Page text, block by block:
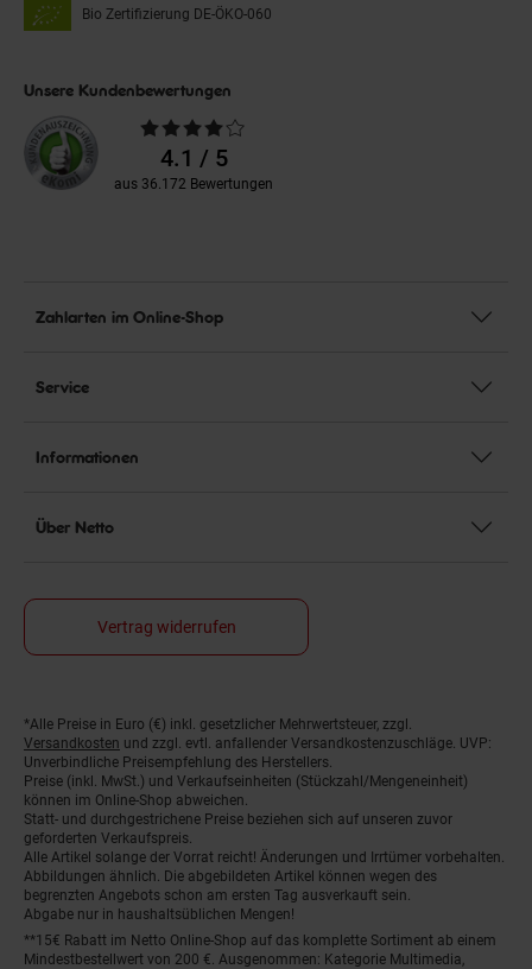
Bio Zertifizierung DE-ÖKO-060
Unsere Kundenbewertungen
Durchschnittliche
Bewertungen4.1 / 5
aus 36.172 Bewertungen
Zahlarten im Online-Shop
Service
Informationen
Über Netto
Vertrag widerrufen
Fußnoten
*Alle Preise in Euro (€) inkl. gesetzlicher Mehrwertsteuer, zzgl.
Versandkosten und zzgl. evtl. anfallender Versandkostenzuschläge. UVP:
Unverbindliche Preisempfehlung des Herstellers.
Preise (inkl. MwSt.) und Verkaufseinheiten (Stückzahl/Mengeneinheit)
können im Online-Shop abweichen.
Statt- und durchgestrichene Preise beziehen sich auf unseren zuvor
geforderten Verkaufspreis.
Alle Artikel solange der Vorrat reicht! Änderungen und Irrtümer vorbehalten.
Abbildungen ähnlich. Die abgebildeten Artikel können wegen des
begrenzten Angebots schon am ersten Tag ausverkauft sein.
Abgabe nur in haushaltsüblichen Mengen!
**15€ Rabatt im Netto Online-Shop auf das komplette Sortiment ab einem
Mindestbestellwert von 200 €. Ausgenommen: Kategorie Multimedia,